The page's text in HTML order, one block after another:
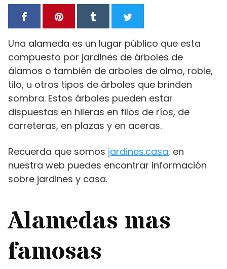
Una alameda es un lugar público que esta
compuesto por jardines de árboles de
álamos o también de arboles de olmo, roble,
tilo, u otros tipos de árboles que brinden
sombra. Estos árboles pueden estar
dispuestas en hileras en filos de ríos, de
carreteras, en plazas y en aceras.
Recuerda que somos jardines.casa, en
nuestra web puedes encontrar información
sobre jardines y casa.
Alamedas mas
famosas